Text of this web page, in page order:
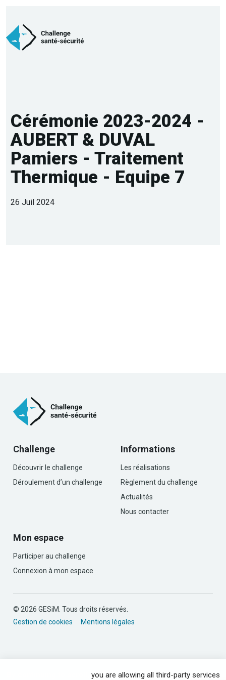
Cérémonie 2023-2024 -
AUBERT & DUVAL
Pamiers - Traitement
Thermique - Equipe 7
26 Juil 2024
Challenge
Découvrir le challenge
Déroulement d’un challenge
Informations
Les réalisations
Règlement du challenge
Actualités
Nous contacter
Mon espace
Participer au challenge
Connexion à mon espace
© 2026 GESiM. Tous droits réservés.
Gestion de cookies
Mentions légales
you are allowing all third-party services